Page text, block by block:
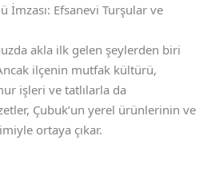
İmzası: Efsanevi Turşular ve
akla ilk gelen şeylerden biri
ilçenin mutfak kültürü,
işleri ve tatlılarla da
Çubuk’un yerel ürünlerinin ve
ortaya çıkar.